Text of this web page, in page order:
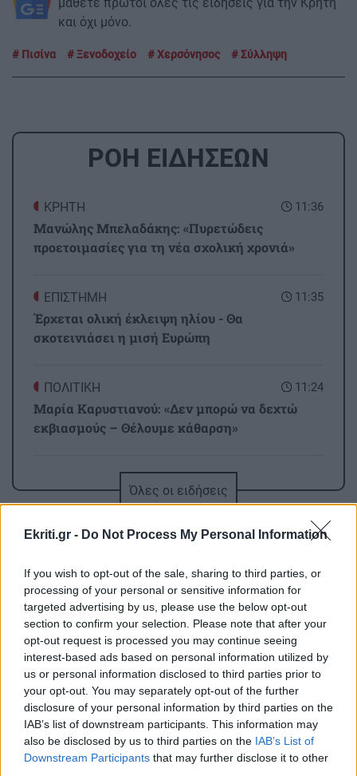
Ekriti.gr - Do Not Process My Personal Information
If you wish to opt-out of the sale, sharing to third parties, or
processing of your personal or sensitive information for
targeted advertising by us, please use the below opt-out
section to confirm your selection. Please note that after your
opt-out request is processed you may continue seeing
interest-based ads based on personal information utilized by
us or personal information disclosed to third parties prior to
your opt-out. You may separately opt-out of the further
disclosure of your personal information by third parties on the
IAB’s list of downstream participants. This information may
also be disclosed by us to third parties on the IAB’s List of
Downstream Participants that may further disclose it to other
και όχι μόνο.
Πισίνα Ξενοδοχείο Χερσόνησος Σύλληψη
ΡΟΗ ΕΙΔΗΣΕΩΝ
11:36
ΚΡΗΤΗ
Μανώλης Μπελαδάκης: «Πυρετώδεις
προετοιμασίες για τη νέα σχολική χρονιά»
11:35
ΕΠΙΣΤΗΜΗ
Έρχεται ολική έκλειψη ηλίου - Θα
σκοτεινιάσει η μισή Ευρώπη
11:24
ΠΟΛΙΤΙΚΗ
Μαρία Καρυστιανού: «Δεν μπορώ να δεχτώ
εκβιασμούς – Θέλουμε κάθαρση»
ΠΕΡΙΕΡΓΑ - ΠΑΡΑΞΕΝΑ
«Κάνε έναν αστείο χορό»: Βενζινάδικο έκανε
(βίντεο)
11:06
ΚΟΣΜΟΣ
Ρωσία: Κατέρριψε 456 ουκρανικά drones μέσα
σε μία νύχτα – Νεκροί σε δύο περιφέρειες
11:00
GOSSIP - LIFESTYLE
Τούνη: Η ξεχωριστή έκπληξη για τα 33α
γενέθλιά της στις Μαλδίβες
ΑΥΤΟΔΙΟΙΚΗΣΗ
Όλες οι ειδήσεις
ΠΕΡΙΣΣΟΤΕΡΑ
Μανώλης Μπελαδάκης: «Πυρετώδεις